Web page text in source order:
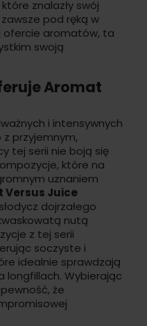
znalazły swój
pod ręką w
ofercie aromatów, ta
swoją
Aromat
i intensywnych
przyjemnym,
tej serii nie boją się
które na
uznaniem
Versus Juice
dojrzałego
nutą
z tej serii
soczyste i
idealnie sprawdzają
longfillach. Wybierając
że